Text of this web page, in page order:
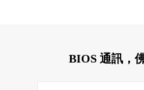
BIOS 通訊，